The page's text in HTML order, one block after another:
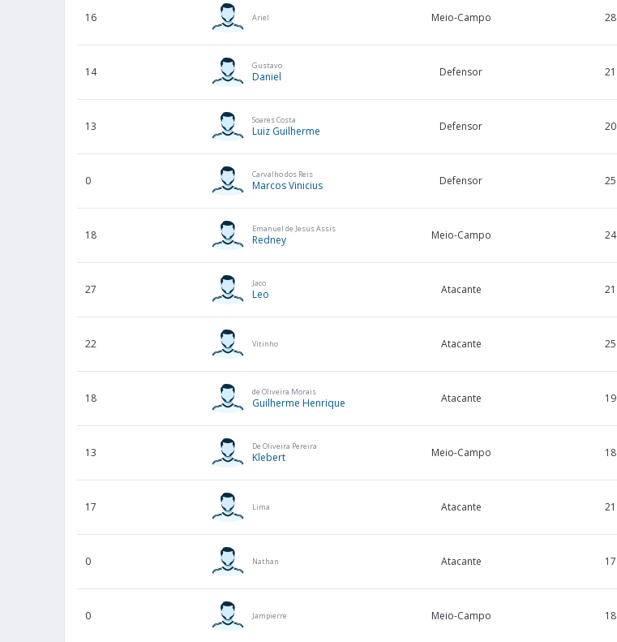
16 Ariel Meio-Campo 28
14 Gustavo
Daniel Defensor 21
13 Soares Costa
Luiz Guilherme Defensor 20
0 Carvalho dos Reis
Marcos Vinicius Defensor 25
18 Emanuel de Jesus Assis
Redney Meio-Campo 24
27 Jaco
Leo Atacante 21
22 Vitinho Atacante 25
18 de Oliveira Morais
Guilherme Henrique Atacante 19
13 De Oliveira Pereira
Klebert Meio-Campo 18
17 Lima Atacante 21
0 Nathan Atacante 17
0 Jampierre Meio-Campo 18